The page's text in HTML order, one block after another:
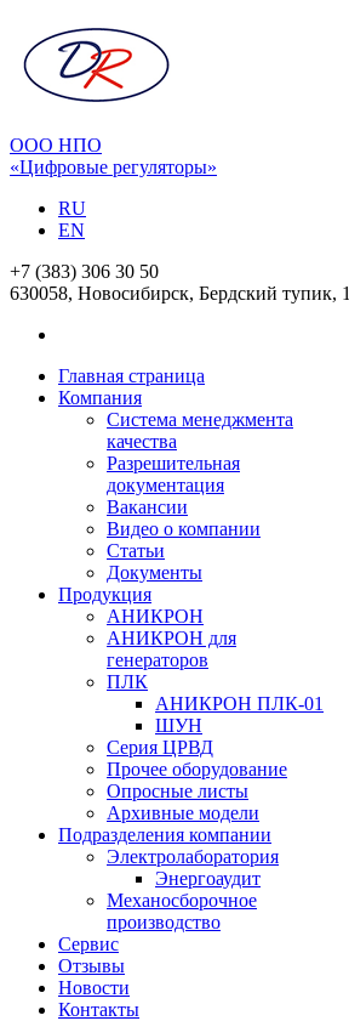
ООО НПО
«Цифровые регуляторы»
RU
EN
+7 (383) 306 30 50
630058, Новосибирск, Бердский тупик, 1
Главная страница
Компания
Система менеджмента
качества
Разрешительная
документация
Вакансии
Видео о компании
Статьи
Документы
Продукция
АНИКРОН
АНИКРОН для
генераторов
ПЛК
АНИКРОН ПЛК-01
ШУН
Серия ЦРВД
Прочее оборудование
Опросные листы
Архивные модели
Подразделения компании
Электролаборатория
Энергоаудит
Механосборочное
производство
Сервис
Отзывы
Новости
Контакты